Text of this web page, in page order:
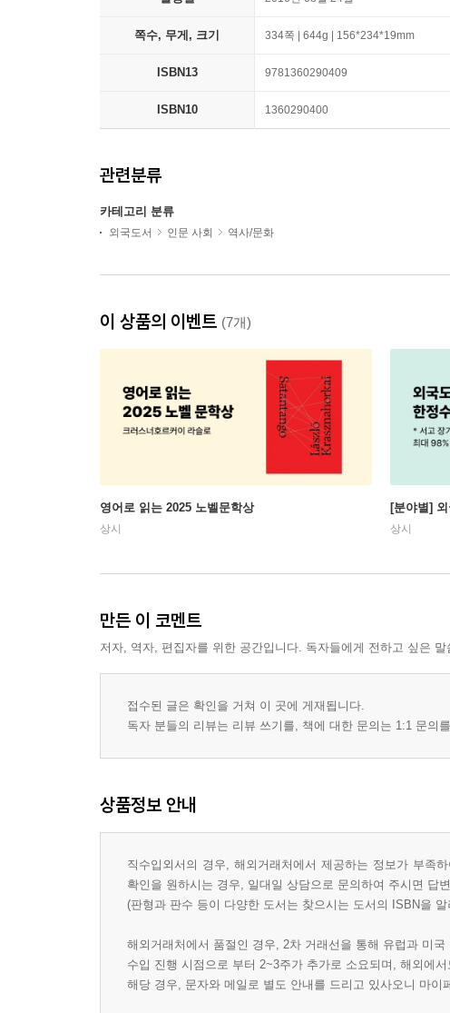
쪽수, 무게, 크기 334쪽 | 644g | 156*234*19mm
ISBN13 9781360290409
ISBN10 1360290400
관련분류
카테고리 분류
외국도서 인문 사회 역사/문화
이 상품의 이벤트 (7개)
영어로 읽는 2025 노벨문학상
상시
[분야별]
상시
만든 이 코멘트
저자, 역자, 편집자를 위한 공간입니다. 독자들에게 전하고 싶은 말
접수된 글은 확인을 거쳐 이 곳에 게재됩니다.
독자 분들의 리뷰는 리뷰 쓰기를, 책에 대한 문의는 1:1 문의
상품정보 안내
직수입외서의 경우, 해외거래처에서 제공하는 정보가 부족
확인을 원하시는 경우, 일대일 상담으로 문의하여 주시면 답
(판형과 판수 등이 다양한 도서는 찾으시는 도서의 ISBN을
해외거래처에서 품절인 경우, 2차 거래선을 통해 유럽과 미
수입 진행 시점으로 부터 2~3주가 추가로 소요되며, 해외에
해당 경우, 문자와 메일로 별도 안내를 드리고 있사오니 마